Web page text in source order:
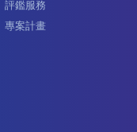
評鑑服務
專案計畫